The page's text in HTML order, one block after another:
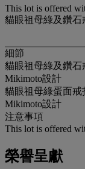
This lot is offered
貓眼祖母綠及鑽石
細節
貓眼祖母綠及鑽石
Mikimoto設計
貓眼祖母綠蛋面
Mikimoto設計
注意事項
This lot is offered
榮譽呈獻